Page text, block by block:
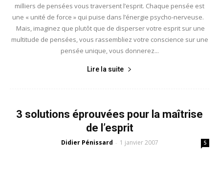
milliers de pensées vous traversent l’esprit. Chaque pensée est
une « unité de force » qui puise dans l’énergie psycho-nerveuse.
Mais, imaginez que plutôt que de disperser votre esprit sur une
multitude de pensées, vous rassembliez votre conscience sur une
pensée unique, vous donnerez...
Lire la suite
3 solutions éprouvées pour la maîtrise
de l’esprit
Didier Pénissard - 1 janvier 2007 5